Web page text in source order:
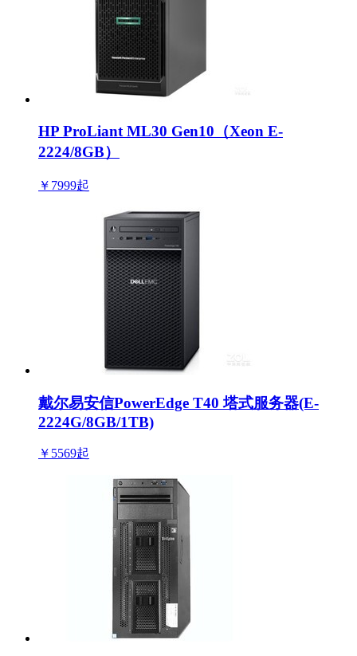
HP ProLiant ML30 Gen10（Xeon E-
2224/8GB）
￥7999起
戴尔易安信PowerEdge T40 塔式服务器(E-
2224G/8GB/1TB)
￥5569起